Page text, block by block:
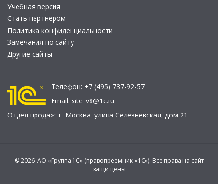
Учебная версия
Стать партнером
Политика конфиденциальности
Замечания по сайту
Другие сайты
Телефон: +7 (495) 737-92-57
Email: site_v8@1c.ru
Отдел продаж: г. Москва, улица Селезнёвская, дом 21
© 2026 АО «Группа 1С» (правопреемник «1С»). Все права на сайт
защищены